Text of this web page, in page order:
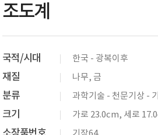
조도계
국적/시대 한국 - 광복이후
재질 나무, 금
분류 과학기술 - 천문기상 -
크기 가로 23.0cm, 세로